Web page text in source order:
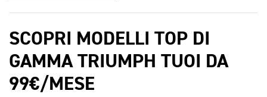
SCOPRI MODELLI TOP DI
GAMMA TRIUMPH TUOI DA
99€/MESE